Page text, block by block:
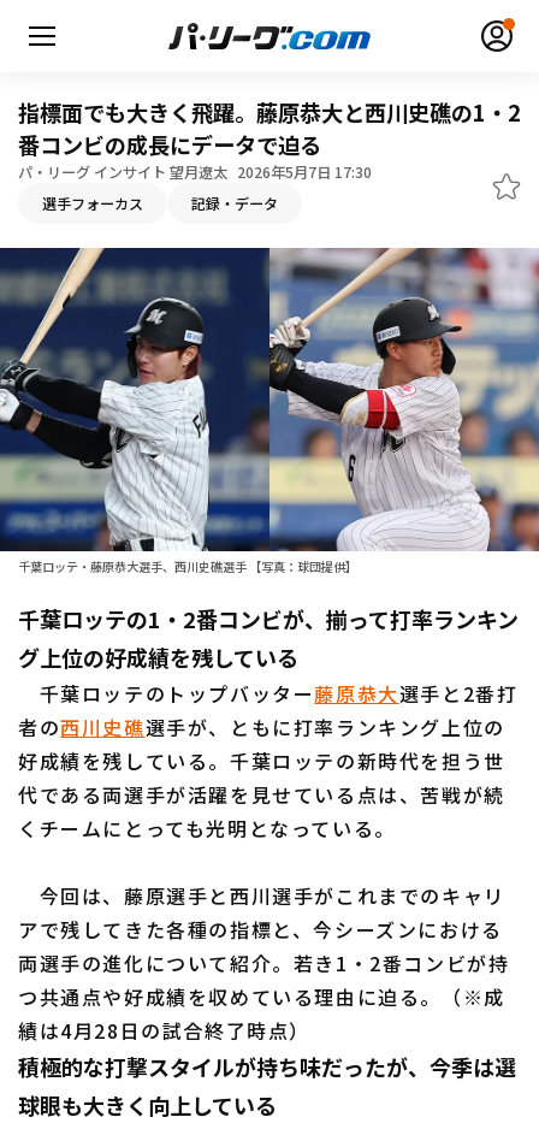
無料アカウント登録
HOME
動画
日程・結果
順位表･成績
1軍公式戦
ファーム東地区
ファーム中地区
ファーム西地区
交流戦
選手名鑑
北海道日本ハムファイターズ
東北楽天ゴールデンイーグルス
埼玉西武ライオンズ
千葉ロッテマリーンズ
福岡ソフトバンクホークス
設定
指標面でも大きく飛躍。藤原恭大と西川史礁の1・2
番コンビの成長にデータで迫る
パ・リーグ インサイト 望月遼太 2026年5月7日 17:30
選手フォーカス 記録・データ
千葉ロッテ・藤原恭大選手、西川史礁選手 【写真：球団提供】
千葉ロッテの1・2番コンビが、揃って打率ランキン
グ上位の好成績を残している
千葉ロッテのトップバッター藤原恭大選手と2番打
者の西川史礁選手が、ともに打率ランキング上位の
好成績を残している。千葉ロッテの新時代を担う世
代である両選手が活躍を見せている点は、苦戦が続
くチームにとっても光明となっている。
今回は、藤原選手と西川選手がこれまでのキャリ
アで残してきた各種の指標と、今シーズンにおける
両選手の進化について紹介。若き1・2番コンビが持
つ共通点や好成績を収めている理由に迫る。（※成
績は4月28日の試合終了時点）
積極的な打撃スタイルが持ち味だったが、今季は選
球眼も大きく向上している